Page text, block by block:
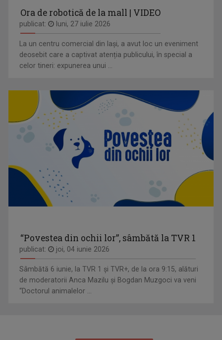
Ora de robotică de la mall | VIDEO
publicat: luni, 27 iulie 2026
La un centru comercial din Iași, a avut loc un eveniment
deosebit care a captivat atenția publicului, în special a
celor tineri: expunerea unui ...
“Povestea din ochii lor”, sâmbătă la TVR 1
publicat: joi, 04 iunie 2026
Sâmbătă 6 iunie, la TVR 1 și TVR+, de la ora 9:15, alături
de moderatorii Anca Mazilu şi Bogdan Muzgoci va veni
“Doctorul animalelor ...